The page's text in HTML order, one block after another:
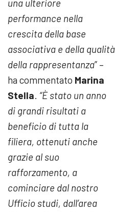
una ulteriore
performance nella
crescita della base
associativa e della qualità
della rappresentanza” –
ha commentato Marina
Stella. “Èstato un anno
di grandi risultati a
beneficio di tutta la
filiera, ottenuti anche
grazie al suo
rafforzamento, a
cominciare dal nostro
Ufficio studi, dall’area